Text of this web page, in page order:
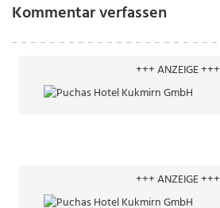
Kommentar verfassen
+++ ANZEIGE +++
+++ ANZEIGE +++